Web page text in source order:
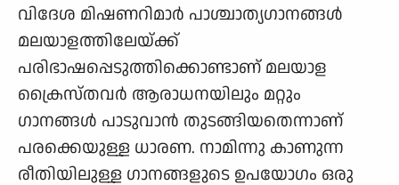
വിദേശ മിഷണറിമാർ പാശ്ചാത്യഗാനങ്ങൾ
മലയാളത്തിലേയ്ക്ക്
പരിഭാഷപ്പെടുത്തിക്കൊണ്ടാണ് മലയാള
ക്രൈസ്തവർ ആരാധനയിലും മറ്റും
ഗാനങ്ങൾ പാടുവാൻ തുടങ്ങിയതെന്നാണ്
പരക്കെയുള്ള ധാരണ. നാമിന്നു കാണുന്ന
രീതിയിലുള്ള ഗാനങ്ങളുടെ ഉപയോഗം ഒരു